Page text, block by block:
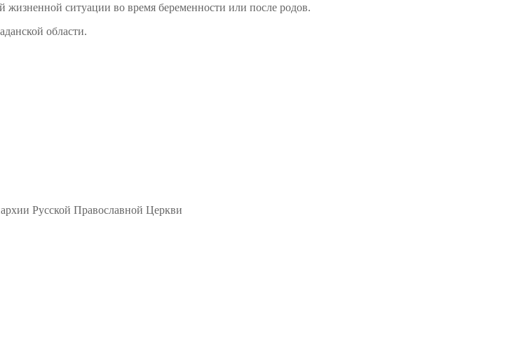
ситуации во время беременности или после родов.
области.
Русской Православной Церкви